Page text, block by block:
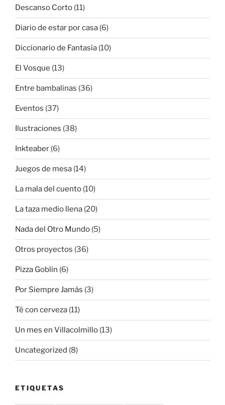
Descanso Corto (11)
Diario de estar por casa (6)
Diccionario de Fantasía (10)
El Vosque (13)
Entre bambalinas (36)
Eventos (37)
Ilustraciones (38)
Inkteaber (6)
Juegos de mesa (14)
La mala del cuento (10)
La taza medio llena (20)
Nada del Otro Mundo (5)
Otros proyectos (36)
Pizza Goblin (6)
Por Siempre Jamás (3)
Té con cerveza (11)
Un mes en Villacolmillo (13)
Uncategorized (8)
ETIQUETAS